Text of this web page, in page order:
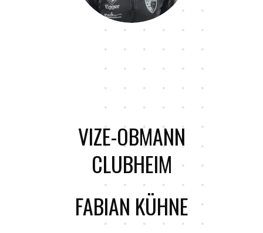
VIZE-OBMANN
CLUBHEIM
FABIAN KÜHNE